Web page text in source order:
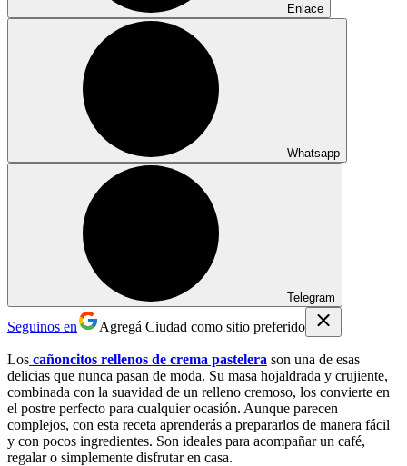
Enlace
Whatsapp
Telegram
Seguinos en Agregá Ciudad como sitio preferido
Los cañoncitos rellenos de crema pastelera son una de esas
delicias que nunca pasan de moda. Su masa hojaldrada y crujiente,
combinada con la suavidad de un relleno cremoso, los convierte en
el postre perfecto para cualquier ocasión. Aunque parecen
complejos, con esta receta aprenderás a prepararlos de manera fácil
y con pocos ingredientes. Son ideales para acompañar un café,
regalar o simplemente disfrutar en casa.